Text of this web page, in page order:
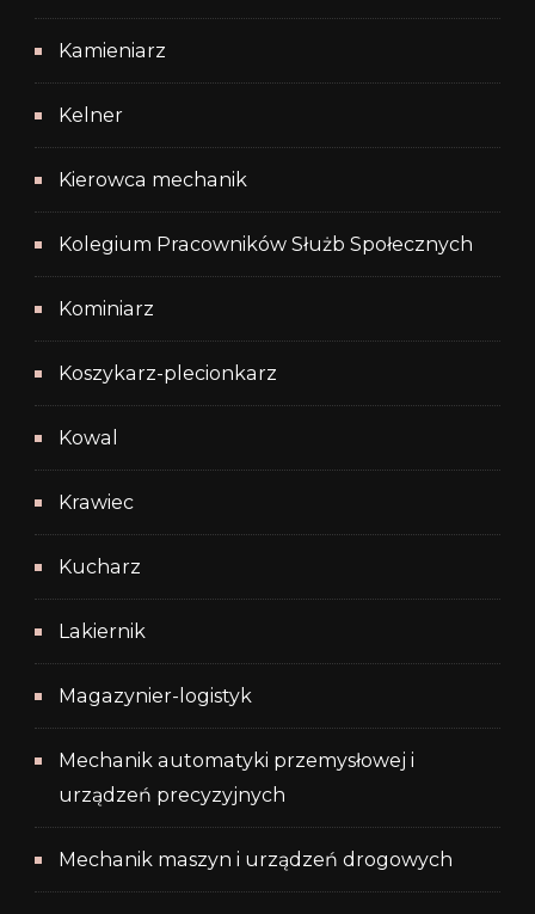
Kamieniarz
Kelner
Kierowca mechanik
Kolegium Pracowników Służb Społecznych
Kominiarz
Koszykarz-plecionkarz
Kowal
Krawiec
Kucharz
Lakiernik
Magazynier-logistyk
Mechanik automatyki przemysłowej i
urządzeń precyzyjnych
Mechanik maszyn i urządzeń drogowych